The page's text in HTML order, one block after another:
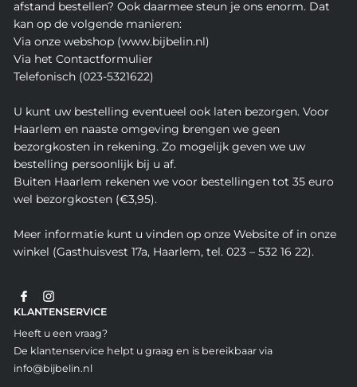
afstand bestellen? Ook daarmee steun je ons enorm. Dat
kan op de volgende manieren:
Via onze webshop (www.bijbelin.nl)
Via het Contactformulier
Telefonisch (023-5321622)
U kunt uw bestelling eventueel ook laten bezorgen. Voor
Haarlem en naaste omgeving brengen we geen
bezorgkosten in rekening. Zo mogelijk geven we uw
bestelling persoonlijk bij u af.
Buiten Haarlem rekenen we voor bestellingen tot 35 euro
wel bezorgkosten (€3,95).
Meer informatie kunt u vinden op onze Website of in onze
winkel (Gasthuisvest 17a, Haarlem, tel. 023 – 532 16 22).
KLANTENSERVICE
Heeft u een vraag?
De klantenservice helpt u graag en is bereikbaar via
info@bijbelin.nl